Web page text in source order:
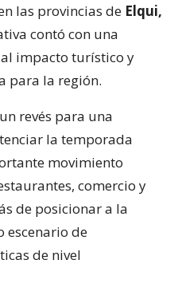
las provincias de Elqui,
contó con una
impacto turístico y
para la región.
revés para una
la temporada
movimiento
comercio y
de posicionar a la
escenario de
de nivel